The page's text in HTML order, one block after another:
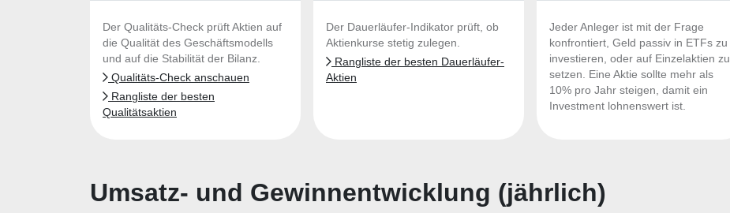
Der Qualitäts-Check prüft Aktien auf
die Qualität des Geschäftsmodells
und auf die Stabilität der Bilanz.
Qualitäts-Check anschauen
Rangliste der besten
Qualitätsaktien
Der Dauerläufer-Indikator prüft, ob
Aktienkurse stetig zulegen.
Rangliste der besten Dauerläufer-
Aktien
Jeder Anleger ist mit der Frage
konfrontiert, Geld passiv in ETFs zu
investieren, oder auf Einzelaktien zu
setzen. Eine Aktie sollte mehr als
10% pro Jahr steigen, damit ein
Investment lohnenswert ist.
Umsatz- und Gewinnentwicklung (jährlich)